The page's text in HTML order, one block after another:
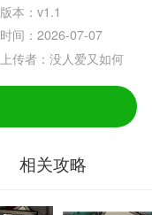
版本：v1.1
时间：2026-07-07
上传者：没人爱又如何
相关攻略